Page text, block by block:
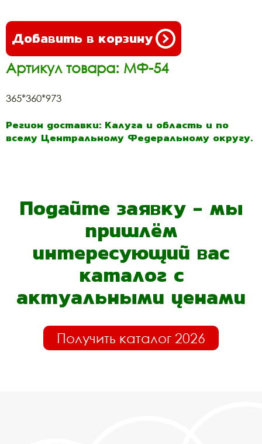
Добавить в корзину
Артикул товара: МФ-54
365*360*973
Регион доставки: Калуга и область и по
всему Центральному Федеральному округу.
Подайте заявку - мы
пришлём
интересующий вас
каталог с
актуальными ценами
Получить каталог 2026